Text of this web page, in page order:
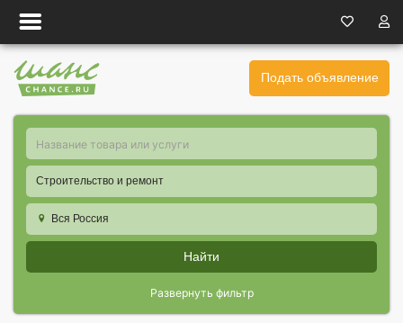
Подать объявление
Строительство и ремонт
Вся Россия
Найти
Развернуть фильтр